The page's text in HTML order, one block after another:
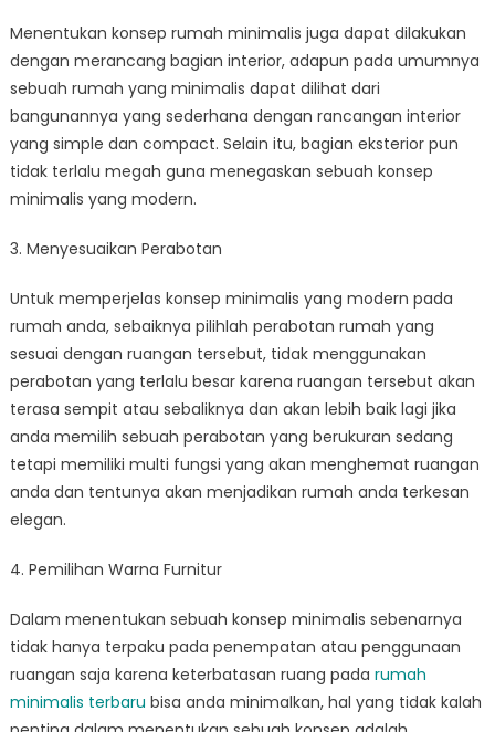
Menentukan konsep rumah minimalis juga dapat dilakukan
dengan merancang bagian interior, adapun pada umumnya
sebuah rumah yang minimalis dapat dilihat dari
bangunannya yang sederhana dengan rancangan interior
yang simple dan compact. Selain itu, bagian eksterior pun
tidak terlalu megah guna menegaskan sebuah konsep
minimalis yang modern.
3. Menyesuaikan Perabotan
Untuk memperjelas konsep minimalis yang modern pada
rumah anda, sebaiknya pilihlah perabotan rumah yang
sesuai dengan ruangan tersebut, tidak menggunakan
perabotan yang terlalu besar karena ruangan tersebut akan
terasa sempit atau sebaliknya dan akan lebih baik lagi jika
anda memilih sebuah perabotan yang berukuran sedang
tetapi memiliki multi fungsi yang akan menghemat ruangan
anda dan tentunya akan menjadikan rumah anda terkesan
elegan.
4. Pemilihan Warna Furnitur
Dalam menentukan sebuah konsep minimalis sebenarnya
tidak hanya terpaku pada penempatan atau penggunaan
ruangan saja karena keterbatasan ruang pada rumah
minimalis terbaru bisa anda minimalkan, hal yang tidak kalah